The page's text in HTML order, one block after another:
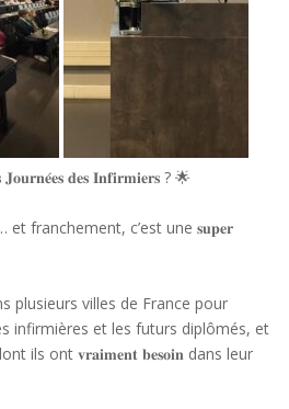
𝐝𝐞𝐬 𝐈𝐧𝐟𝐢𝐫𝐦𝐢𝐞𝐫𝐬 ? 🌟
franchement, c’est une 𝐬𝐮𝐩𝐞𝐫
plusieurs villes de France pour
infirmières et les futurs diplômés, et
ils ont 𝐯𝐫𝐚𝐢𝐦𝐞𝐧𝐭 𝐛𝐞𝐬𝐨𝐢𝐧 dans leur